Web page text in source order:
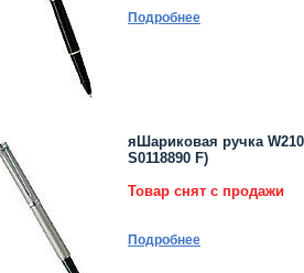
Подробнее
яШариковая ручка
S0118890 F)
Товар снят с продажи
Подробнее